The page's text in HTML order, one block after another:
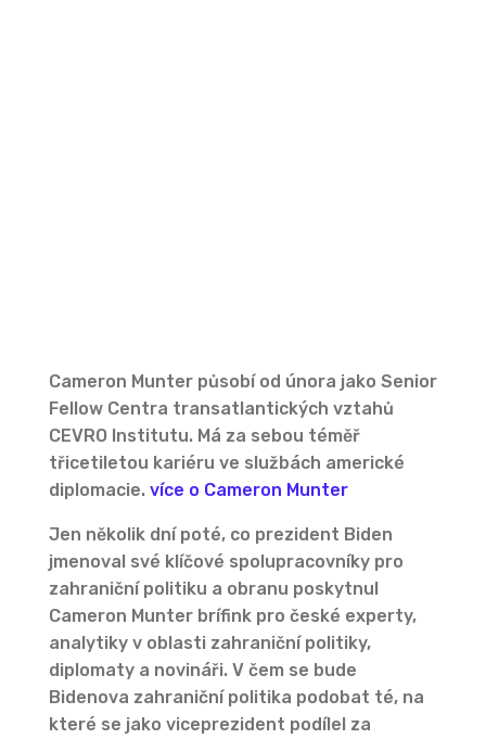
Cameron Munter působí od února jako Senior
Fellow Centra transatlantických vztahů
CEVRO Institutu. Má za sebou téměř
třicetiletou kariéru ve službách americké
diplomacie. více o Cameron Munter
Jen několik dní poté, co prezident Biden
jmenoval své klíčové spolupracovníky pro
zahraniční politiku a obranu poskytnul
Cameron Munter brífink pro české experty,
analytiky v oblasti zahraniční politiky,
diplomaty a novináři. V čem se bude
Bidenova zahraniční politika podobat té, na
které se jako viceprezident podílel za